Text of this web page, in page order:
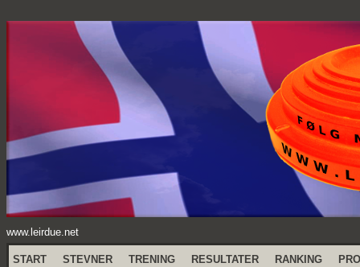
www.leirdue.net
START STEVNER TRENING RESULTATER RANKING